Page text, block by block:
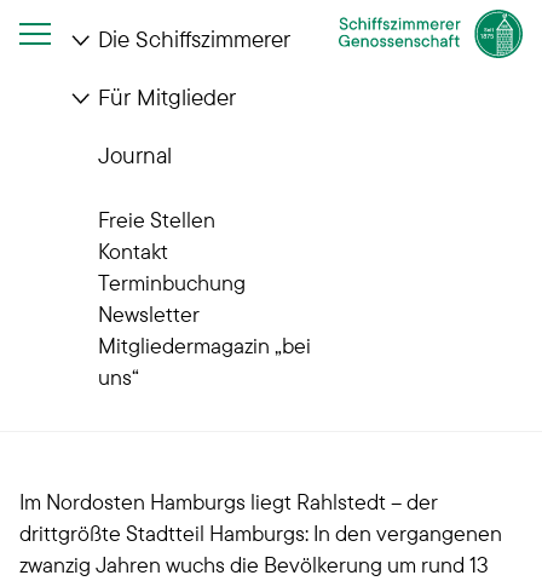
Die Schiffszimmerer
Für Mitglieder
Journal
Freie Stellen
Kontakt
Terminbuchung
Newsletter
Mitgliedermagazin „bei
uns“
Startseite
Die Schiffszimmerer Wohnanlagen
Unsere Quartiere im Wandel
Rahlstedt: Familienleben
zwischen Natur und
Großstadt
Im Nordosten Hamburgs liegt Rahlstedt – der
drittgrößte Stadtteil Hamburgs: In den vergangenen
zwanzig Jahren wuchs die Bevölkerung um rund 13